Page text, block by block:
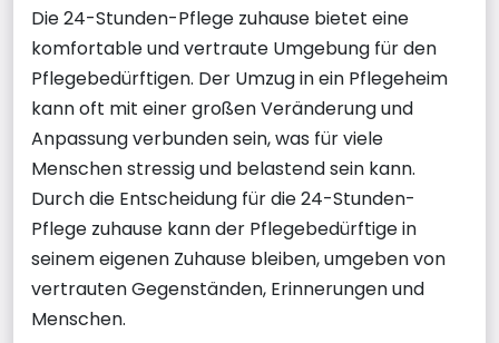
Die 24-Stunden-Pflege zuhause bietet eine
komfortable und vertraute Umgebung für den
Pflegebedürftigen. Der Umzug in ein Pflegeheim
kann oft mit einer großen Veränderung und
Anpassung verbunden sein, was für viele
Menschen stressig und belastend sein kann.
Durch die Entscheidung für die 24-Stunden-
Pflege zuhause kann der Pflegebedürftige in
seinem eigenen Zuhause bleiben, umgeben von
vertrauten Gegenständen, Erinnerungen und
Menschen.